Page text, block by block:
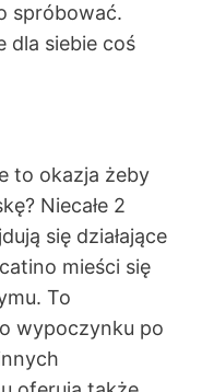
spróbować.
dla siebie coś
to okazja żeby
Niecałe 2
się działające
mieści się
To
wypoczynku po